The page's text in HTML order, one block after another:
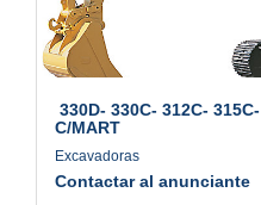
330D- 330C- 312C-
C/MART
Excavadoras
Contactar al anunciante